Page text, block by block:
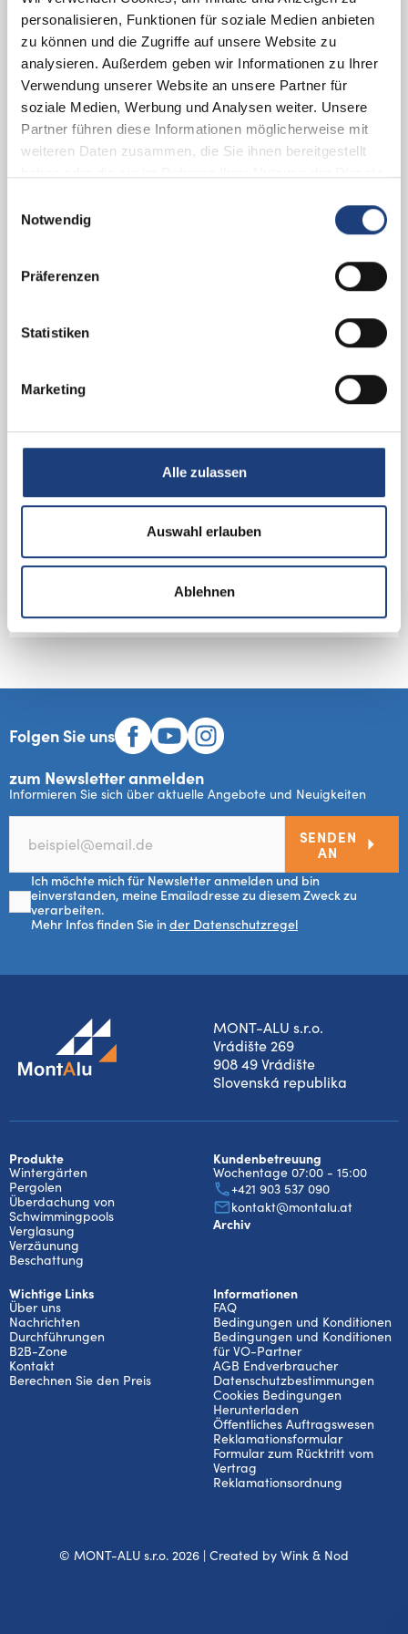
personalisieren, Funktionen für soziale Medien anbieten
zu können und die Zugriffe auf unsere Website zu
analysieren. Außerdem geben wir Informationen zu Ihrer
Verwendung unserer Website an unsere Partner für
soziale Medien, Werbung und Analysen weiter. Unsere
Partner führen diese Informationen möglicherweise mit
weiteren Daten zusammen, die Sie ihnen bereitgestellt
Notwendig
Präferenzen
Statistiken
Marketing
Alle zulassen
Auswahl erlauben
Ablehnen
so lange wie möglich genießen können. Aluminiumé Metallé
von Jahrzehnten. Sie werden an der Hauswand
eine sichere Lösung. In unserem Konfigurator finden Sie alle
Verzäunung
Beschattung
Lackiererei
Ihre Nachricht
4 Fotos vom Installationsort hochladen
Fotos hierher ziehen und ablegen
Mit dem Absenden bestätigen Sie, dass Sie die Bedingungen
Datenschutzbestimmungen.
FORMULAR ABSCHICKEN
zum Newsletter anmelden
Informieren Sie sich über aktuelle Angebote und Neuigkeiten
SENDEN
AN
Ich möchte mich für Newsletter anmelden und bin
einverstanden, meine Emailadresse zu diesem Zweck zu
verarbeiten.
Mehr Infos finden Sie inder Datenschutzregel
Folgen Sie uns
MONT-ALU s.r.o.
Vrádište 269
908 49 Vrádište
Slovenská republika
Produkte
Wintergärten
Pergolen
Überdachung von
Schwimmingpools
Verglasung
Verzäunung
Beschattung
Informationen
FAQ
Bedingungen und Konditionen
Bedingungen und Konditionen
für VO-Partner
AGB Endverbraucher
Datenschutzbestimmungen
Cookies Bedingungen
Herunterladen
Öffentliches Auftragswesen
Reklamationsformular
Formular zum Rücktritt vom
Vertrag
Reklamationsordnung
Wichtige Links
Über uns
Nachrichten
Durchführungen
B2B-Zone
Kontakt
Berechnen Sie den Preis
Kundenbetreuung
Wochentage 07:00 - 15:00
+421 903 537 090
kontakt@montalu.at
Archiv
© MONT-ALU s.r.o. 2026 | Created by Wink & Nod